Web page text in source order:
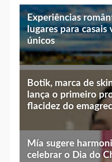
Experiências
lugares para
únicos
Top 10 jantares
luz baixa, vista
Botik, marca de
lança o primeiro
flacidez do
Mía sugere
celebrar o Dia do